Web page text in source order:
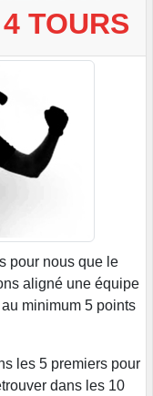
TOURS
pour nous que le
aligné une équipe
minimum 5 points
les 5 premiers pour
dans les 10